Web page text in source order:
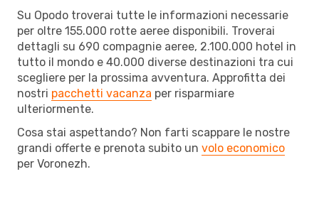
Su Opodo troverai tutte le informazioni necessarie
per oltre 155.000 rotte aeree disponibili. Troverai
dettagli su 690 compagnie aeree, 2.100.000 hotel in
tutto il mondo e 40.000 diverse destinazioni tra cui
scegliere per la prossima avventura. Approfitta dei
nostri pacchetti vacanza per risparmiare
ulteriormente.
Cosa stai aspettando? Non farti scappare le nostre
grandi offerte e prenota subito un volo economico
per Voronezh.